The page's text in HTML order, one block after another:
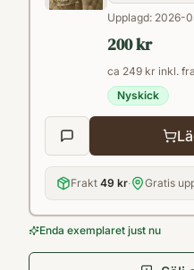
Upplagd: 2026-
200 kr
ca 249 kr inkl.
Nyskick
Frakt 49 kr· Gratis
Enda exemplaret just nu